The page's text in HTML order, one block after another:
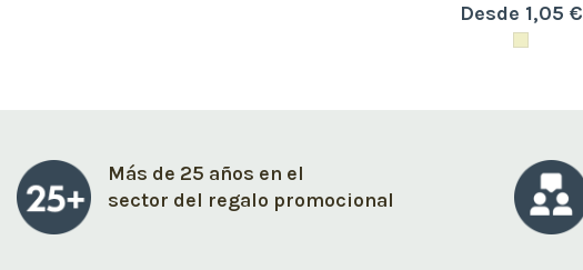
Desde 1,05 €
Más de 25 años en el
sector del regalo promocional